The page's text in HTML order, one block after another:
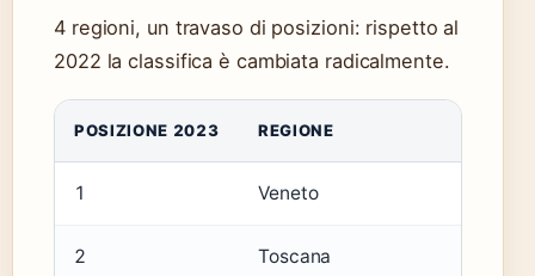
4 regioni, un travaso di posizioni: rispetto al
2022 la classifica è cambiata radicalmente.
POSIZIONE 2023 REGIONE
1 Veneto
2 Toscana